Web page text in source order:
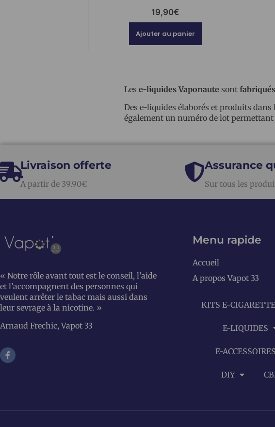
19,90€
Ajouter au panier
Les e-liquides Vaponaute sont
Des e-liquides élaborés et produits dans
également un numéro de lot permettant
Livraison offerte
A partir de 39.90€
Assurance
Sur tous les
« Notre rôle avant tout est le conseil, l’aide
et l’accompagnent des personnes qui
veulent arrêter le tabac mais aussi dans
leur sevrage à la nicotine. »
Arnaud Frechic, Vapot 33
Menu rapide
Accueil
A propos Vapot 33
KITS E-
E-LIQUIDES
E-ACCESSOIRES
DIY